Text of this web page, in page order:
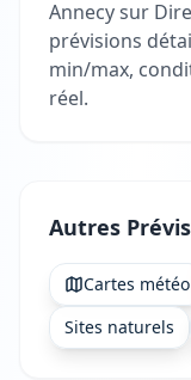
Annecy sur
prévisions
min/max,
réel.
Autres
Cartes météo
Sites naturels